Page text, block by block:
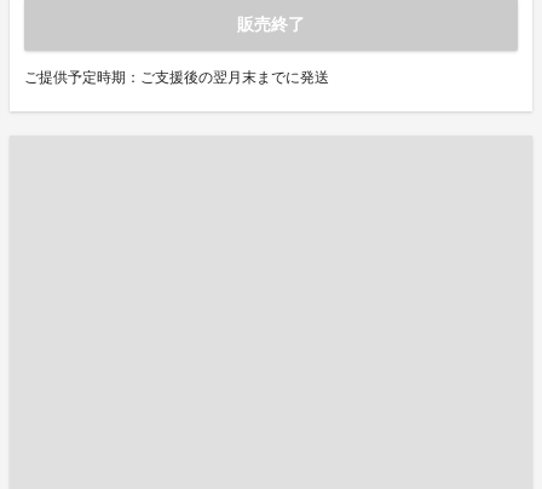
販売終了
ご提供予定時期：ご支援後の翌月末までに発送